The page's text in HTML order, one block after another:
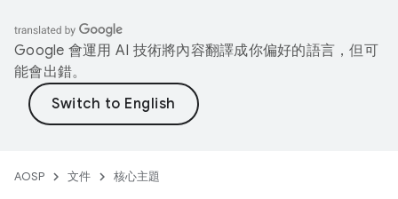
Google 會運用 AI 技術將內容翻譯成你偏好的語言，但可
能會出錯。
AOSP 文件 核心主題